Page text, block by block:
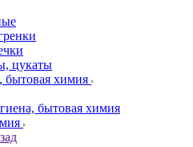
цукаты
бытовая химия
бытовая химия